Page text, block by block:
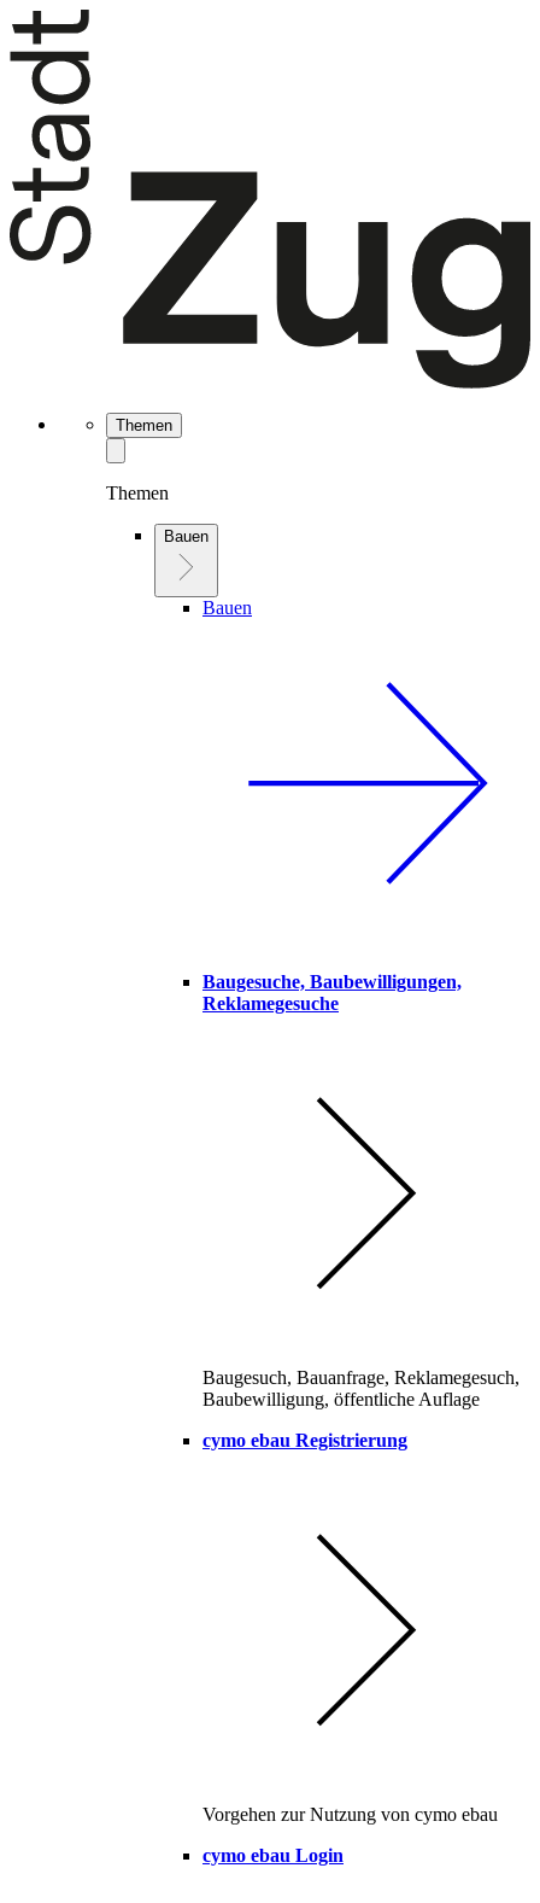
Themen
Themen
Bauen
Bauen
Baugesuche, Baubewilligungen,
Reklamegesuche
Baugesuch, Bauanfrage, Reklamegesuch,
Baubewilligung, öffentliche Auflage
cymo ebau Registrierung
Vorgehen zur Nutzung von cymo ebau
cymo ebau Login